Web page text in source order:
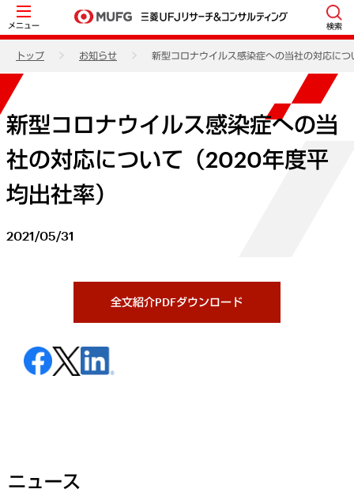
メニュー 検索
トップ お知らせ 新型コロナウイルス感染症への当社の対応に
新型コロナウイルス感染症への当
社の対応について（2020年度平
均出社率）
2021/05/31
全文紹介PDFダウンロード
ニュース